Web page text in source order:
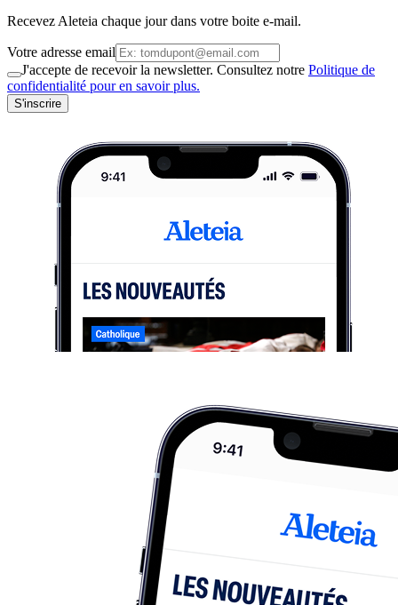
Recevez Aleteia chaque jour dans votre boite e-mail.
Votre adresse email
J'accepte de recevoir la newsletter. Consultez notre Politique de
confidentialité pour en savoir plus.
S'inscrire